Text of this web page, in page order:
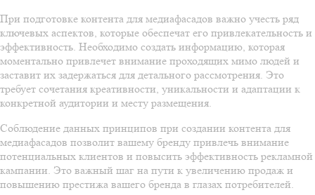
При подготовке контента для медиафасадов важно учесть ряд
ключевых аспектов, которые обеспечат его привлекательность и
эффективность. Необходимо создать информацию, которая
моментально привлечет внимание проходящих мимо людей и
заставит их задержаться для детального рассмотрения. Это
требует сочетания креативности, уникальности и адаптации к
конкретной аудитории и месту размещения.
Соблюдение данных принципов при создании контента для
медиафасадов позволит вашему бренду привлечь внимание
потенциальных клиентов и повысить эффективность рекламной
кампании. Это важный шаг на пути к увеличению продаж и
повышению престижа вашего бренда в глазах потребителей.